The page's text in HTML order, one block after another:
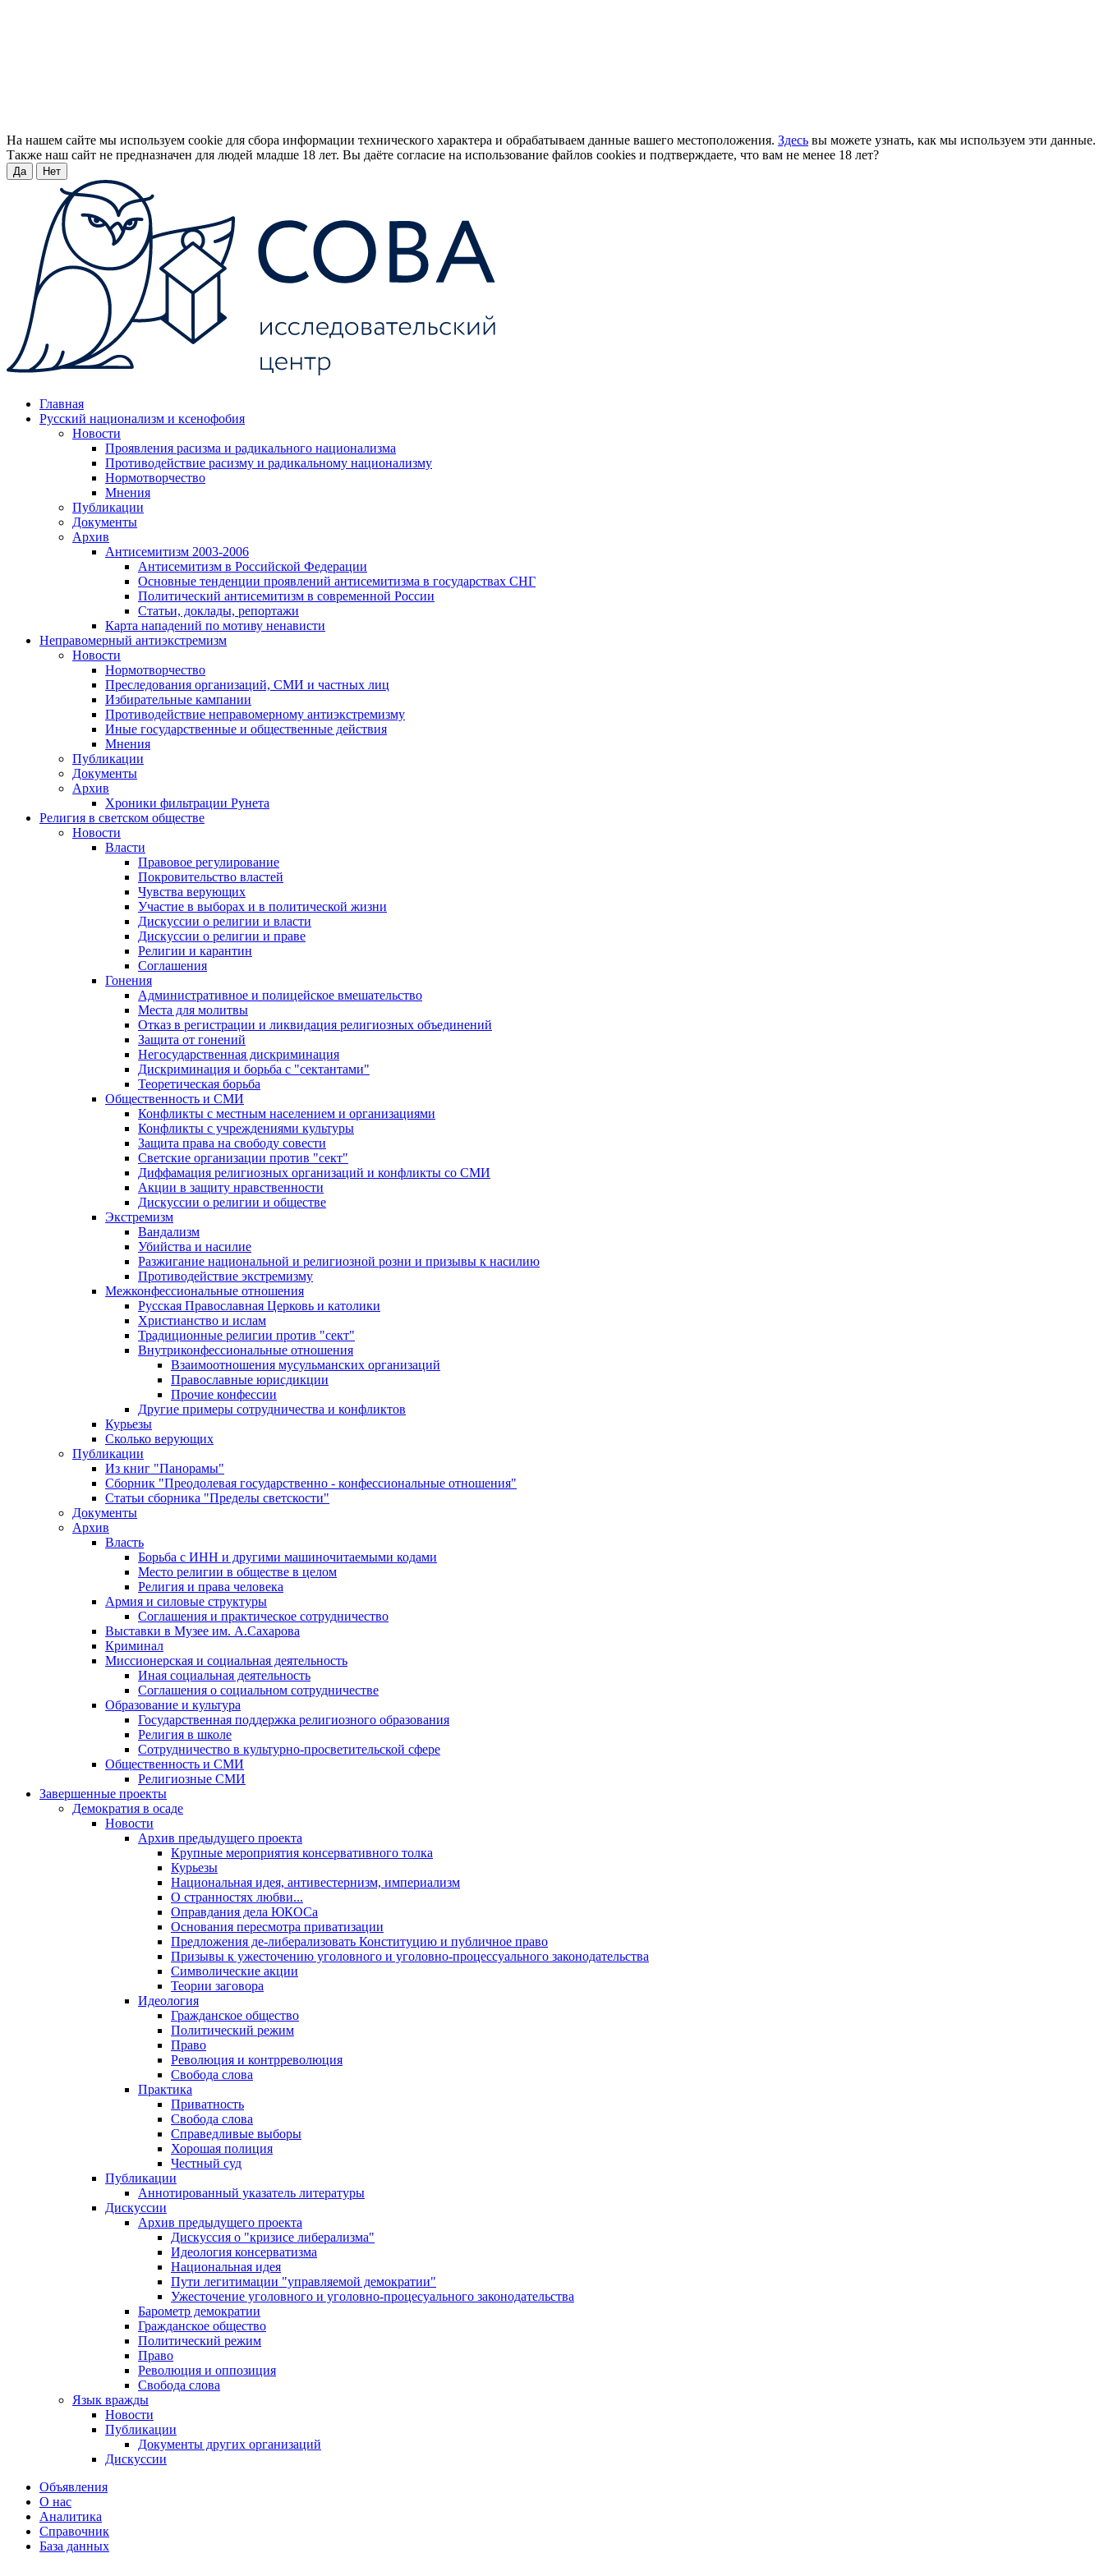
На нашем сайте мы используем cookie для сбора информации технического характера и обрабатываем данные вашего местоположения. Здесь вы можете узнать, как мы используем эти данные.
Также наш сайт не предназначен для людей младше 18 лет. Вы даёте согласие на использование файлов cookies и подтверждаете, что вам не менее 18 лет?
Да Нет
Главная
Русский национализм и ксенофобия
Новости
Проявления расизма и радикального национализма
Противодействие расизму и радикальному национализму
Нормотворчество
Мнения
Публикации
Документы
Архив
Антисемитизм 2003-2006
Антисемитизм в Российской Федерации
Основные тенденции проявлений антисемитизма в государствах СНГ
Политический антисемитизм в современной России
Статьи, доклады, репортажи
Карта нападений по мотиву ненависти
Неправомерный антиэкстремизм
Новости
Нормотворчество
Преследования организаций, СМИ и частных лиц
Избирательные кампании
Противодействие неправомерному антиэкстремизму
Иные государственные и общественные действия
Мнения
Публикации
Документы
Архив
Хроники фильтрации Рунета
Религия в светском обществе
Новости
Власти
Правовое регулирование
Покровительство властей
Чувства верующих
Участие в выборах и в политической жизни
Дискуссии о религии и власти
Дискуссии о религии и праве
Религии и карантин
Соглашения
Гонения
Административное и полицейское вмешательство
Места для молитвы
Отказ в регистрации и ликвидация религиозных объединений
Защита от гонений
Негосударственная дискриминация
Дискриминация и борьба с "сектантами"
Теоретическая борьба
Общественность и СМИ
Конфликты с местным населением и организациями
Конфликты с учреждениями культуры
Защита права на свободу совести
Светские организации против "сект"
Диффамация религиозных организаций и конфликты со СМИ
Акции в защиту нравственности
Дискуссии о религии и обществе
Экстремизм
Вандализм
Убийства и насилие
Разжигание национальной и религиозной розни и призывы к насилию
Противодействие экстремизму
Межконфессиональные отношения
Русская Православная Церковь и католики
Христианство и ислам
Традиционные религии против "сект"
Внутриконфессиональные отношения
Взаимоотношения мусульманских организаций
Православные юрисдикции
Прочие конфессии
Другие примеры сотрудничества и конфликтов
Курьезы
Сколько верующих
Публикации
Из книг "Панорамы"
Сборник "Преодолевая государственно - конфессиональные отношения"
Статьи сборника "Пределы светскости"
Документы
Архив
Власть
Борьба с ИНН и другими машиночитаемыми кодами
Место религии в обществе в целом
Религия и права человека
Армия и силовые структуры
Соглашения и практическое сотрудничество
Выставки в Музее им. А.Сахарова
Криминал
Миссионерская и социальная деятельность
Иная социальная деятельность
Соглашения о социальном сотрудничестве
Образование и культура
Государственная поддержка религиозного образования
Религия в школе
Сотрудничество в культурно-просветительской сфере
Общественность и СМИ
Религиозные СМИ
Завершенные проекты
Демократия в осаде
Новости
Архив предыдущего проекта
Крупные мероприятия консервативного толка
Курьезы
Национальная идея, антивестернизм, империализм
О странностях любви...
Оправдания дела ЮКОСа
Основания пересмотра приватизации
Предложения де-либерализовать Конституцию и публичное право
Призывы к ужесточению уголовного и уголовно-процессуального законодательства
Символические акции
Теории заговора
Идеология
Гражданское общество
Политический режим
Право
Революция и контрреволюция
Свобода слова
Практика
Приватность
Свобода слова
Справедливые выборы
Хорошая полиция
Честный суд
Публикации
Аннотированный указатель литературы
Дискуссии
Архив предыдущего проекта
Дискуссия о "кризисе либерализма"
Идеология консерватизма
Национальная идея
Пути легитимации "управляемой демократии"
Ужесточение уголовного и уголовно-процесуального законодательства
Барометр демократии
Гражданское общество
Политический режим
Право
Революция и оппозиция
Свобода слова
Язык вражды
Новости
Публикации
Документы других организаций
Дискуссии
Объявления
О нас
Аналитика
Справочник
База данных